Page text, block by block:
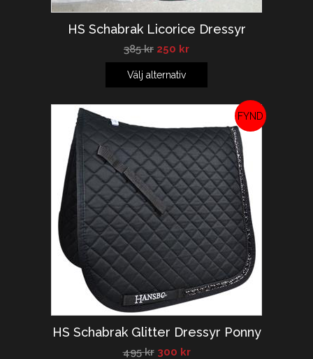
HS Schabrak Licorice Dressyr
385kr 250 kr
Välj alternativ
REA!
HS Schabrak Glitter Dressyr Ponny
495kr 300 kr